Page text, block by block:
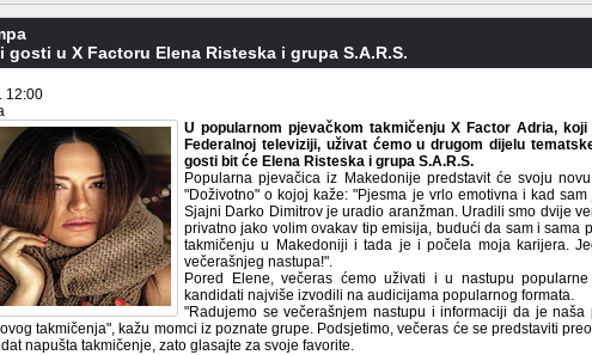
gosti u X Factoru Elena Risteska i grupa S.A.R.S.
12:00
U popularnom pjevačkom takmičenju X Factor Adria,
Federalnoj televiziji, uživat ćemo u drugom dijelu
gosti bit će Elena Risteska i grupa S.A.R.S.
Popularna pjevačica iz Makedonije predstavit će svoju
"Doživotno" o kojoj kaže: "Pjesma je vrlo emotivna i kad
Sjajni Darko Dimitrov je uradio aranžman. Uradili smo dvije
privatno jako volim ovakav tip emisija, budući da sam i sama
takmičenju u Makedoniji i tada je i počela moja karijera.
večerašnjeg nastupa!".
Pored Elene, večeras ćemo uživati i u nastupu
kandidati najviše izvodili na audicijama popularnog formata.
"Radujemo se večerašnjem nastupu i informaciji da je
takmičenja", kažu momci iz poznate grupe. Podsjetimo, večeras će se predstaviti
napušta takmičenje, zato glasajte za svoje favorite.